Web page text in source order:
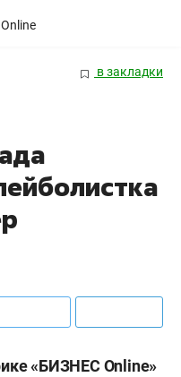
в закладки
«БИЗНЕС Online»